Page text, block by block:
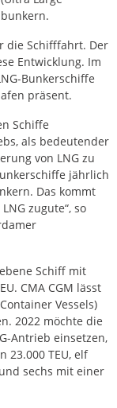
die Schifffahrt. Der
Entwicklung. Im
Bunkerschiffe
präsent.
Schiffe
als bedeutender
von LNG zu
jährlich
Das kommt
zugute“, so
Schiff mit
CMA CGM lässt
Vessels)
2022 möchte die
Antrieb einsetzen,
23.000 TEU, elf
sechs mit einer